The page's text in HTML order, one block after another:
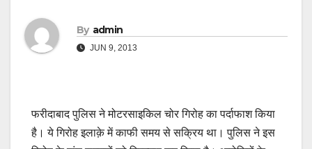
By admin
JUN 9, 2013
फरीदाबाद पुलिस ने मोटरसाइकिल चोर गिरोह का पर्दाफाश किया
है। ये गिरोह इलाक़े में काफी समय से सक्रिय था। पुलिस ने इस